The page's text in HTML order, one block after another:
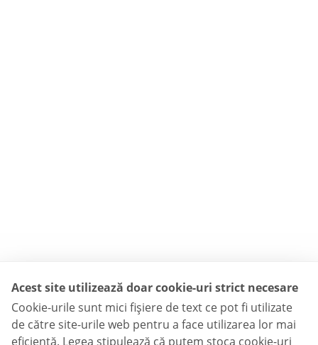
Acest site utilizează doar cookie-uri strict necesare
Cookie-urile sunt mici fişiere de text ce pot fi utilizate
de către site-urile web pentru a face utilizarea lor mai
eficientă. Legea stipulează că putem stoca cookie-uri